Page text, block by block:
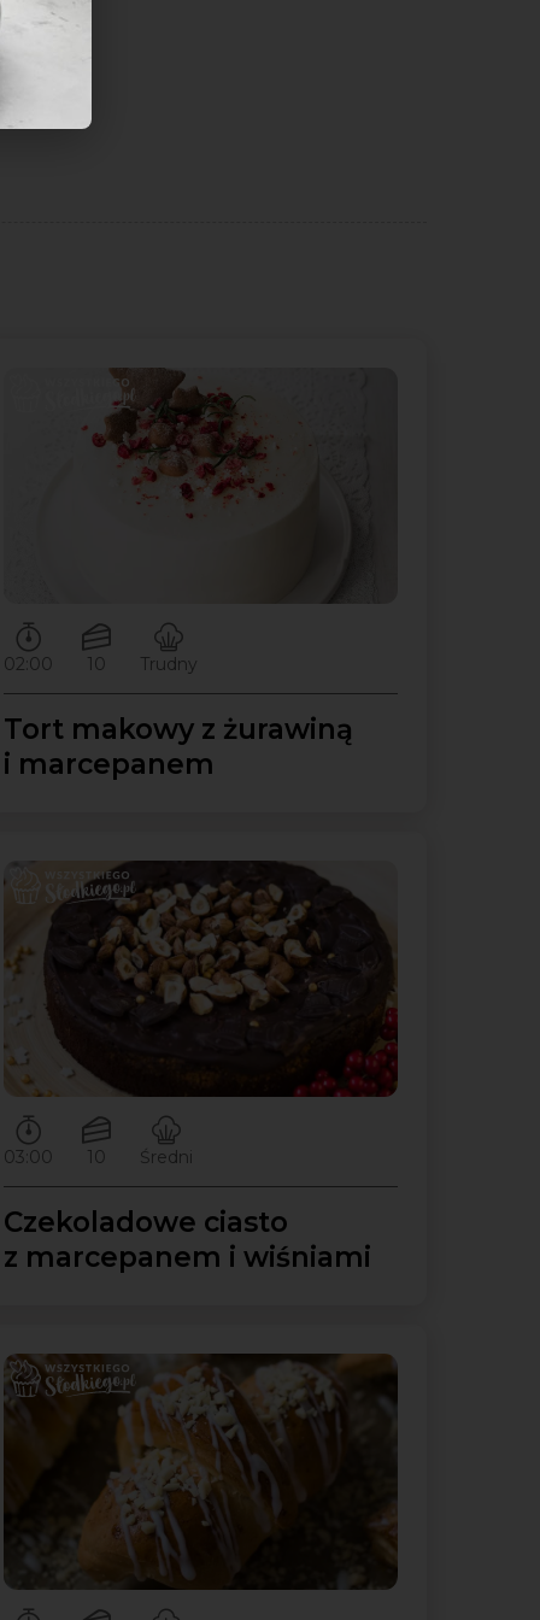
Czas przygotowywania:
02:00
Ilość porcji:
10
Poziom trudności:
Trudny
Tort makowy z żurawiną
i marcepanem
Czas przygotowywania:
03:00
Ilość porcji:
10
Poziom trudności:
Średni
Czekoladowe ciasto
z marcepanem i wiśniami